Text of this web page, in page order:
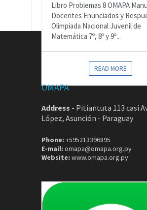
Libro Problemas 8 OMAPA
Docentes Enunciados y
Olimpiada Nacional Juvenil de
Matemática 7º, 8º y 9º...
READ MORE
OMAPA
Address - Pitiantuta 113 casi
López, Asunción - Paraguay
Phone: +595213396895
E-mail: omapa@omapa.org.py
Website: www.omapa.org.py